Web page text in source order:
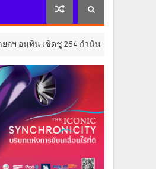
กำนัน ผู้ใหญ่บ้านยอดเยี่ยม มอบแหนบท